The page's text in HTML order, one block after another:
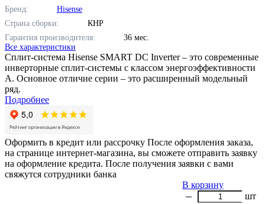
Бренд:
Hisense
Страна сборки:
КНР
Гарантия производителя:
36 мес.
Все характеристики
Сплит-система Hisense SMART DC Inverter – это современные
инверторные сплит-системы с классом энергоэффективности
А. Основное отличие серии – это расширенный модельный
ряд.
Подробнее
Оформить в кредит или рассрочку После оформления заказа,
на странице интернет-магазина, вы сможете отправить заявку
на оформление кредита. После получения заявки с вами
свяжутся сотрудники банка
В корзину
шт